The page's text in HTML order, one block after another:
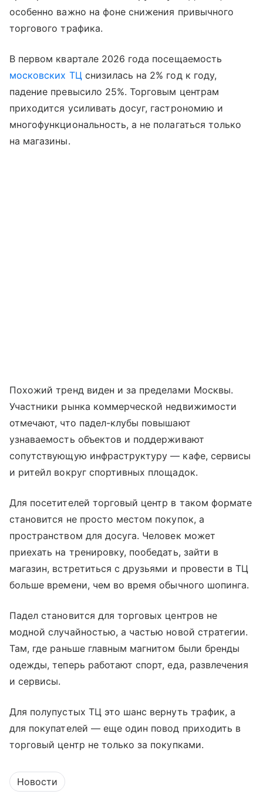
особенно важно на фоне снижения привычного
торгового трафика.
В первом квартале 2026 года посещаемость
московских ТЦ снизилась на 2% год к году,
падение превысило 25%. Торговым центрам
приходится усиливать досуг, гастрономию и
многофункциональность, а не полагаться только
на магазины.
Похожий тренд виден и за пределами Москвы.
Участники рынка коммерческой недвижимости
отмечают, что падел-клубы повышают
узнаваемость объектов и поддерживают
сопутствующую инфраструктуру — кафе, сервисы
и ритейл вокруг спортивных площадок.
Для посетителей торговый центр в таком формате
становится не просто местом покупок, а
пространством для досуга. Человек может
приехать на тренировку, пообедать, зайти в
магазин, встретиться с друзьями и провести в ТЦ
больше времени, чем во время обычного шопинга.
Падел становится для торговых центров не
модной случайностью, а частью новой стратегии.
Там, где раньше главным магнитом были бренды
одежды, теперь работают спорт, еда, развлечения
и сервисы.
Для полупустых ТЦ это шанс вернуть трафик, а
для покупателей — еще один повод приходить в
торговый центр не только за покупками.
Новости